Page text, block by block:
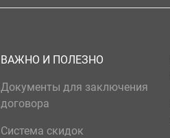
ВАЖНО И ПОЛЕЗНО
Документы для заключения
договора
Система скидок